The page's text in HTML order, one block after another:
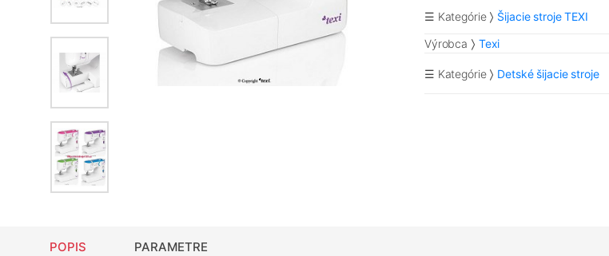
☰ Kategórie
Šijacie stroje TEXI
Výrobca
Texi
☰ Kategórie Detské šijacie stroje
POPIS PARAMETRE